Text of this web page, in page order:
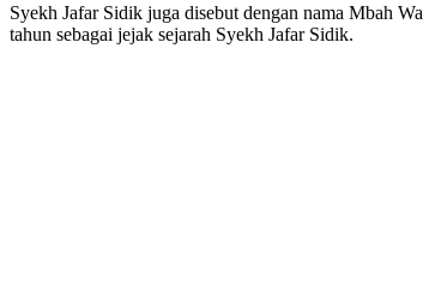
Syekh Jafar Sidik juga disebut dengan nama Mbah
tahun sebagai jejak sejarah Syekh Jafar Sidik.